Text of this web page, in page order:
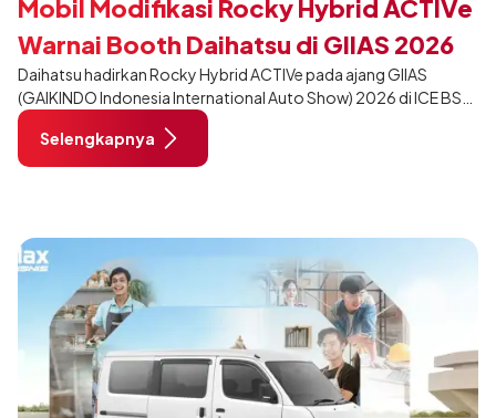
Mobil Modifikasi Rocky Hybrid ACTIVe
Warnai Booth Daihatsu di GIIAS 2026
Daihatsu hadirkan Rocky Hybrid ACTIVe pada ajang GIIAS
(GAIKINDO Indonesia International Auto Show) 2026 di ICE BSD
City, Tangerang. Terdapat 2 unit Rocky Hybrid yang
dimodifikasi untuk menghadirkan sarana inspirasi bagi
pengunjung mendukung gaya hidup yang aktif.
Selengkapnya